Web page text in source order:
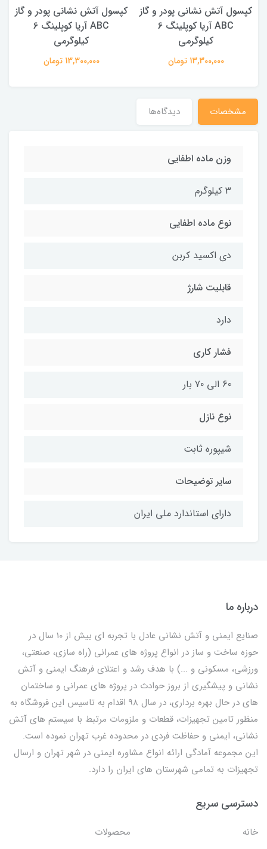
کپسول آتش نشانی پودر و گاز
ABC آریا کوپلینگ 6
کیلوگرمی
13,300,000 تومان
کپسول آتش نشانی پودر و گاز
ABC آریا کوپلینگ 6
کیلوگرمی
13,300,000 تومان
مشخصات دیدگاه‌ها
وزن ماده اطفایی
3 کیلوگرم
نوع ماده اطفایی
دی اکسید کربن
قابلیت شارژ
دارد
فشار کاری
60 الی 70 بار
نوع نازل
شیپوره ثابت
سایر توضیحات
دارای استاندارد ملی ایران
درباره ما
صنایع ایمنی و آتش نشانی عادل با تجربه ای بیش از 10 سال در
حوزه ساخت و ساز در انواع پروژه های عمرانی (راه سازی، صنعتی،
ورزشی، مسکونی و ...) با هدف رشد و اعتلای فرهنگ ایمنی و آتش
نشانی و پیشگیری از بروز حوادث در پروژه های عمرانی و ساختمان
های در حال بهره برداری، در سال 98 اقدام به تاسیس این فروشگاه به
منظور تامین تجهیزات، قطعات و ملزومات مرتبط با سیستم های آتش
نشانی، ایمنی و حفاظت فردی در محدوده غرب تهران نموده است.
این مجموعه آمادگی ارائه انواع مشاوره ایمنی در شهر تهران و ارسال
تجهیزات به تمامی شهرستان های ایران را دارد.
دسترسی سریع
خانه
محصولات